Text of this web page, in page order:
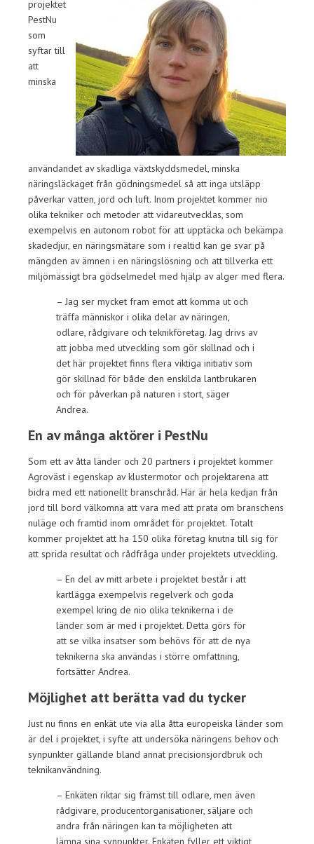
projektet
PestNu
som
syftar till
att
minska
användandet av skadliga växtskyddsmedel, minska
näringsläckaget från gödningsmedel så att inga utsläpp
påverkar vatten, jord och luft. Inom projektet kommer nio
olika tekniker och metoder att vidareutvecklas, som
exempelvis en autonom robot för att upptäcka och bekämpa
skadedjur, en näringsmätare som i realtid kan ge svar på
mängden av ämnen i en näringslösning och att tillverka ett
miljömässigt bra gödselmedel med hjälp av alger med flera.
– Jag ser mycket fram emot att komma ut och
träffa människor i olika delar av näringen,
odlare, rådgivare och teknikföretag. Jag drivs av
att jobba med utveckling som gör skillnad och i
det här projektet finns flera viktiga initiativ som
gör skillnad för både den enskilda lantbrukaren
och för påverkan på naturen i stort, säger
Andrea.
En av många aktörer i PestNu
Som ett av åtta länder och 20 partners i projektet kommer
Agroväst i egenskap av klustermotor och projektarena att
bidra med ett nationellt branschråd. Här är hela kedjan från
jord till bord välkomna att vara med att prata om branschens
nuläge och framtid inom området för projektet. Totalt
kommer projektet att ha 150 olika företag knutna till sig för
att sprida resultat och rådfråga under projektets utveckling.
– En del av mitt arbete i projektet består i att
kartlägga exempelvis regelverk och goda
exempel kring de nio olika teknikerna i de
länder som är med i projektet. Detta görs för
att se vilka insatser som behövs för att de nya
teknikerna ska användas i större omfattning,
fortsätter Andrea.
Möjlighet att berätta vad du tycker
Just nu finns en enkät ute via alla åtta europeiska länder som
är del i projektet, i syfte att undersöka näringens behov och
synpunkter gällande bland annat precisionsjordbruk och
teknikanvändning.
– Enkäten riktar sig främst till odlare, men även
rådgivare, producentorganisationer, säljare och
andra från näringen kan ta möjligheten att
lämna sina synpunkter. Enkäten fyller ett viktigt